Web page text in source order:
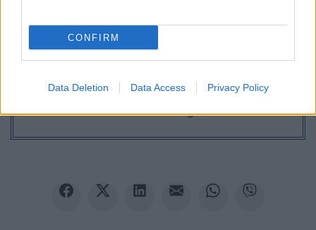
CONFIRM
Data Deletion Data Access Privacy Policy
Ειδήσεις για την Παιδεία και την εργασία
στοiPaideia.gr